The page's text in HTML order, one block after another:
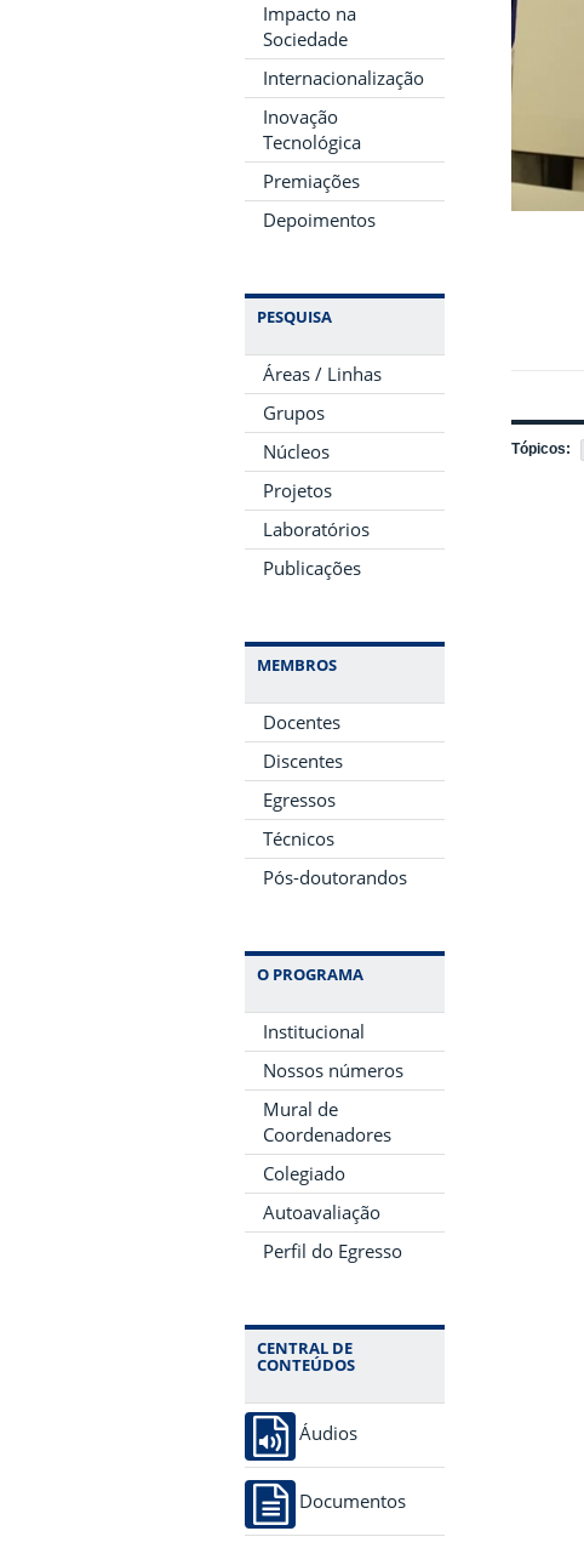
Impacto na
Sociedade
Internacionalização
Inovação
Tecnológica
Premiações
Depoimentos
PESQUISA
Áreas / Linhas
Grupos
Núcleos
Projetos
Laboratórios
Publicações
MEMBROS
Docentes
Discentes
Egressos
Técnicos
Pós-doutorandos
O PROGRAMA
Institucional
Nossos números
Mural de
Coordenadores
Colegiado
Autoavaliação
Perfil do Egresso
CENTRAL DE
CONTEÚDOS
Áudios
Documentos
Tópicos: